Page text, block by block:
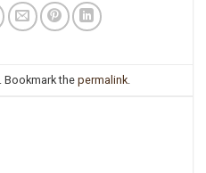
. Bookmark thepermalink